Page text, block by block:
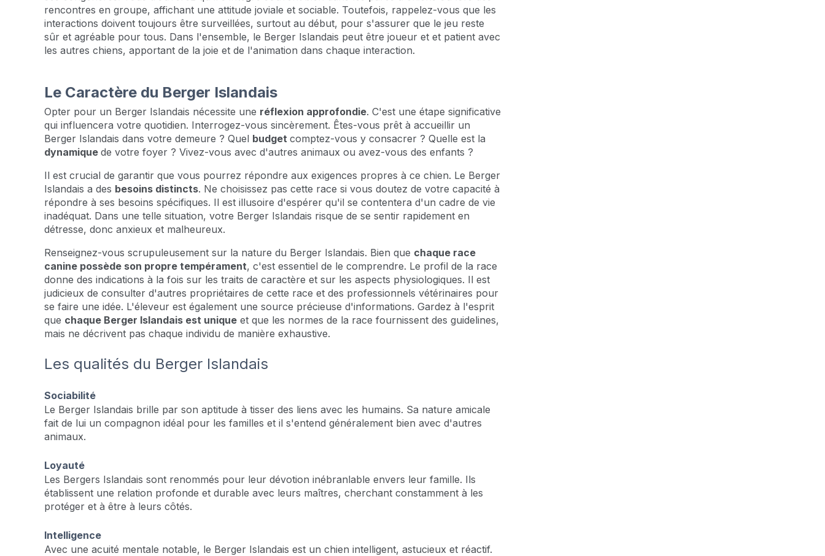
rencontres en groupe, affichant une attitude joviale et sociable. Toutefois, rappelez-vous que les
interactions doivent toujours être surveillées, surtout au début, pour s'assurer que le jeu reste
sûr et agréable pour tous. Dans l'ensemble, le Berger Islandais peut être joueur et et patient avec
les autres chiens, apportant de la joie et de l'animation dans chaque interaction.
Le Caractère du Berger Islandais
Opter pour un Berger Islandais nécessite une réflexion approfondie. C'est une étape significative
qui influencera votre quotidien. Interrogez-vous sincèrement. Êtes-vous prêt à accueillir un
Berger Islandais dans votre demeure ? Quel budget comptez-vous y consacrer ? Quelle est la
dynamique de votre foyer ? Vivez-vous avec d'autres animaux ou avez-vous des enfants ?
Il est crucial de garantir que vous pourrez répondre aux exigences propres à ce chien. Le Berger
Islandais a des besoins distincts. Ne choisissez pas cette race si vous doutez de votre capacité à
répondre à ses besoins spécifiques. Il est illusoire d'espérer qu'il se contentera d'un cadre de vie
inadéquat. Dans une telle situation, votre Berger Islandais risque de se sentir rapidement en
détresse, donc anxieux et malheureux.
Renseignez-vous scrupuleusement sur la nature du Berger Islandais. Bien que chaque race
canine possède son propre tempérament, c'est essentiel de le comprendre. Le profil de la race
donne des indications à la fois sur les traits de caractère et sur les aspects physiologiques. Il est
judicieux de consulter d'autres propriétaires de cette race et des professionnels vétérinaires pour
se faire une idée. L'éleveur est également une source précieuse d'informations. Gardez à l'esprit
que chaque Berger Islandais est unique et que les normes de la race fournissent des guidelines,
mais ne décrivent pas chaque individu de manière exhaustive.
Les qualités du Berger Islandais
Sociabilité
Le Berger Islandais brille par son aptitude à tisser des liens avec les humains. Sa nature amicale
fait de lui un compagnon idéal pour les familles et il s'entend généralement bien avec d'autres
animaux.
Loyauté
Les Bergers Islandais sont renommés pour leur dévotion inébranlable envers leur famille. Ils
établissent une relation profonde et durable avec leurs maîtres, cherchant constamment à les
protéger et à être à leurs côtés.
Intelligence
Avec une acuité mentale notable, le Berger Islandais est un chien intelligent, astucieux et réactif.